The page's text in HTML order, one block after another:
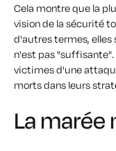
Cela montre que la
vision de la sécurité
d'autres termes,
n'est pas
victimes d'une
morts dans leurs
La